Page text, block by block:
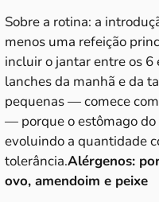
Sobre a rotina: a
menos uma refeição
incluir o jantar entre os 6
lanches da manhã e da
pequenas — comece
— porque o estômago do
evoluindo a quantidade
tolerância.Alérgenos:
ovo, amendoim e peixe